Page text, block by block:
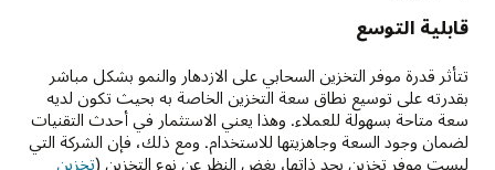
قابلية التوسع
تتأثر قدرة موفر التخزين السحابي على الازدهار والنمو بشكل مباشر
بقدرته على توسيع نطاق سعة التخزين الخاصة به بحيث تكون لديه
سعة متاحة بسهولة للعملاء. وهذا يعني الاستثمار في أحدث التقنيات
لضمان وجود السعة وجاهزيتها للاستخدام. ومع ذلك، فإن الشركة التي
ليست موفر تخزين بحد ذاتها، بغض النظر عن نوع التخزين (تخزين